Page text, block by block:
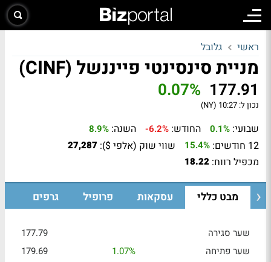
ראשי גלובל
מניית סינסינטי פייננשל (CINF)
177.91
0.07%
נכון ל: 10:27 (NY)
שבועי: 0.1% החודש: -6.2% השנה: 8.9%
12 חודשים: 15.4% שווי שוק (אלפי $): 27,287
מכפיל רווח: 18.22
מבט כללי עסקאות פרופיל גרפים
שער סגירה
177.79
שער פתיחה
1.07%
179.69